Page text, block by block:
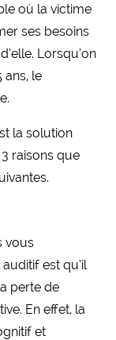
où la victime
ses besoins
Lorsqu’on
ans, le
la solution
raisons que
vous
est qu’il
perte de
En effet, la
et